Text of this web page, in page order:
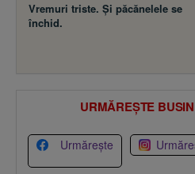
Vremuri triste. Şi păcănelele se
închid.
URMĂREȘTE
Urmărește